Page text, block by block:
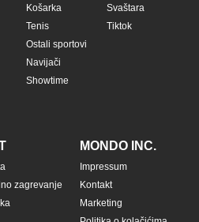
Košarka
Tenis
Ostali sportovi
Navijači
Showtime
Svaštara
Tiktok
zagrevanje
MONDO INC.
Impressum
Kontakt
Marketing